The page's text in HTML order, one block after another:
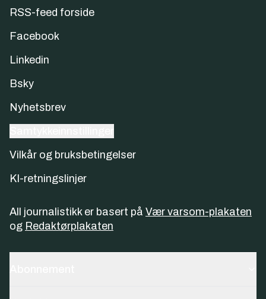
RSS-feed forside
Facebook
Linkedin
Bsky
Nyhetsbrev
Vilkår og bruksbetingelser
KI-retningslinjer
All journalistikk er basert på Vær varsom-plakaten
og Redaktørplakaten